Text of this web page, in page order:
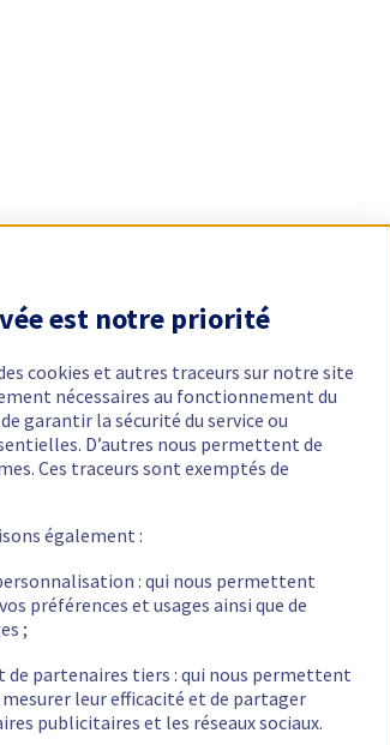
est notre priorité
cookies et autres traceurs sur notre site
nécessaires au fonctionnement du
garantir la sécurité du service ou
D’autres nous permettent de
Ces traceurs sont exemptés de
également :
: qui nous permettent
préférences et usages ainsi que de
;
de partenaires tiers : qui nous permettent
leur efficacité et de partager
publicitaires et les réseaux sociaux.